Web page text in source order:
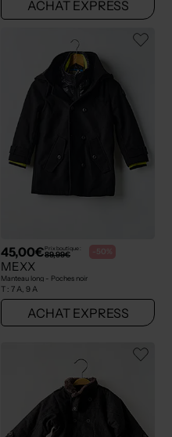
ACHAT EXPRESS
45,00€Prix boutique :
89,99€ -50%
MEXX
Manteau long - Poches noir
T : 7 A, 9 A
ACHAT EXPRESS